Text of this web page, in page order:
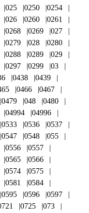
025 0250
0254
026 0260
0261
0268 0269
027
0279 028
0280
0288 0289
029
0297 0299
03
0438
0439
0466
0467
0479 048
0480
04994
04996
0533 0536
0537
0547 0548
055
0556
0557
0565
0566
0574
0575
0581
0584
0595 0596
0597
0725
073